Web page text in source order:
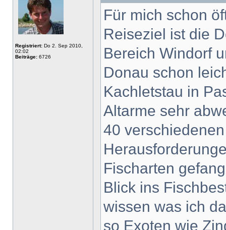
Registriert: Do 2. Sep 2010,
02:02
Beiträge: 6726
Für mich schon
Reiseziel ist die
Bereich Windorf
Donau schon
Kachletstau in
Altarme sehr
40
Fischarten
Blick ins
wissen was ich
so Exoten wie